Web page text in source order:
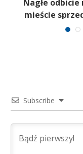
Nagłe
mieście
Subscribe